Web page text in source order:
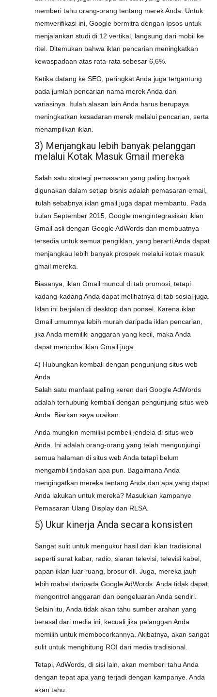
memberi tahu orang-orang tentang merek Anda. Untuk
memverifikasi ini, Google bermitra dengan Ipsos untuk
menjalankan studi di 12 vertikal, langsung dari mobil ke
ritel. Ditemukan bahwa iklan pencarian meningkatkan
kewaspadaan atas rata-rata sebesar 6,6%.
Ketika datang ke SEO, peringkat Anda juga tergantung
pada jumlah pencarian nama merek Anda dan
variasinya. Itulah alasan lain Anda harus berupaya
meningkatkan kesadaran merek melalui pencarian, serta
menampilkan iklan.
3) Menjangkau lebih banyak pelanggan
melalui Kotak Masuk Gmail mereka
Salah satu strategi pemasaran yang paling banyak
digunakan dalam setiap bisnis adalah pemasaran email,
itulah sebabnya iklan gmail juga dapat membantu. Pada
bulan September 2015, Google mengintegrasikan iklan
Gmail asli dengan Google AdWords dan membuatnya
tersedia untuk semua pengiklan, yang berarti Anda dapat
menjangkau lebih banyak prospek melalui kotak masuk
gmail mereka.
Biasanya, iklan Gmail muncul di tab promosi, tetapi
kadang-kadang Anda dapat melihatnya di tab sosial juga.
Iklan ini berjalan di desktop dan ponsel. Karena iklan
Gmail umumnya lebih murah daripada iklan pencarian,
jika Anda memiliki anggaran yang kecil, maka Anda
dapat mencoba iklan Gmail juga.
4) Hubungkan kembali dengan pengunjung situs web
Anda
Salah satu manfaat paling keren dari Google AdWords
adalah terhubung kembali dengan pengunjung situs web
Anda. Biarkan saya uraikan.
Anda mungkin memiliki pembeli jendela di situs web
Anda. Ini adalah orang-orang yang telah mengunjungi
semua halaman di situs web Anda tetapi belum
mengambil tindakan apa pun. Bagaimana Anda
mengingatkan mereka tentang Anda dan apa yang dapat
Anda lakukan untuk mereka? Masukkan kampanye
Pemasaran Ulang Display dan RLSA.
5) Ukur kinerja Anda secara konsisten
Sangat sulit untuk mengukur hasil dari iklan tradisional
seperti surat kabar, radio, siaran televisi, televisi kabel,
papan iklan luar ruang, brosur dll. Juga, mereka jauh
lebih mahal daripada Google AdWords. Anda tidak dapat
mengontrol anggaran dan pengeluaran Anda sendiri.
Selain itu, Anda tidak akan tahu sumber arahan yang
berasal dari media ini, kecuali jika pelanggan Anda
memilih untuk membocorkannya. Akibatnya, akan sangat
sulit untuk menghitung ROI dari media tradisional.
Tetapi, AdWords, di sisi lain, akan memberi tahu Anda
dengan tepat apa yang terjadi dengan kampanye. Anda
akan tahu: